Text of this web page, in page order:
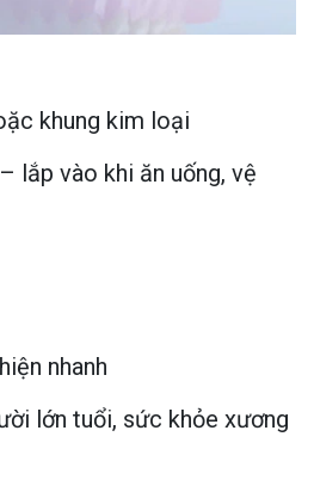
khung kim loại
lắp vào khi ăn uống, vệ
nhanh
lớn tuổi, sức khỏe xương